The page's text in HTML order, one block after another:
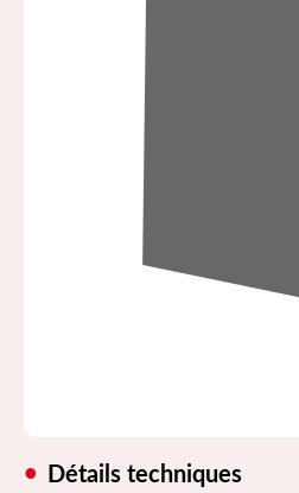
Détails techniques